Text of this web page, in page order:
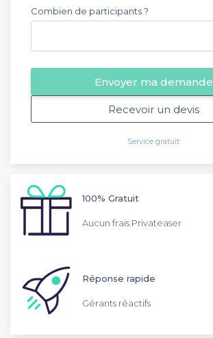
Combien de participants ?
Envoyer ma demande
Recevoir un devis
Service gratuit
100% Gratuit
Aucun frais Privateaser
Réponse rapide
Gérants réactifs